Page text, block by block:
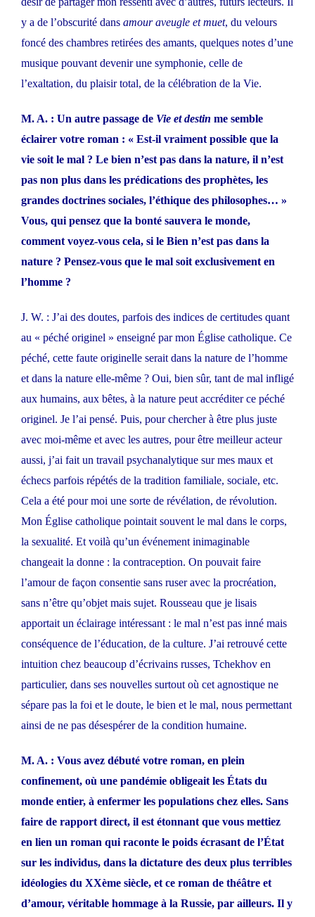
y a de l’obscurité dans amour aveugle et muet, du velours
foncé des chambres retirées des amants, quelques notes d’une
musique pouvant devenir une symphonie, celle de
l’exaltation, du plaisir total, de la célébration de la Vie.
M. A. : Un autre passage de Vie et destin me semble
éclairer votre roman : « Est-il vraiment possible que la
vie soit le mal ? Le bien n’est pas dans la nature, il n’est
pas non plus dans les prédications des prophètes, les
grandes doctrines sociales, l’éthique des philosophes… »
Vous, qui pensez que la bonté sauvera le monde,
comment voyez-vous cela, si le Bien n’est pas dans la
nature ? Pensez-vous que le mal soit exclusivement en
l’homme ?
J. W. : J’ai des doutes, parfois des indices de certitudes quant
au « péché originel » enseigné par mon Église catholique. Ce
péché, cette faute originelle serait dans la nature de l’homme
et dans la nature elle-même ? Oui, bien sûr, tant de mal infligé
aux humains, aux bêtes, à la nature peut accréditer ce péché
originel. Je l’ai pensé. Puis, pour chercher à être plus juste
avec moi-même et avec les autres, pour être meilleur acteur
aussi, j’ai fait un travail psychanalytique sur mes maux et
échecs parfois répétés de la tradition familiale, sociale, etc.
Cela a été pour moi une sorte de révélation, de révolution.
Mon Église catholique pointait souvent le mal dans le corps,
la sexualité. Et voilà qu’un événement inimaginable
changeait la donne : la contraception. On pouvait faire
l’amour de façon consentie sans ruser avec la procréation,
sans n’être qu’objet mais sujet. Rousseau que je lisais
apportait un éclairage intéressant : le mal n’est pas inné mais
conséquence de l’éducation, de la culture. J’ai retrouvé cette
intuition chez beaucoup d’écrivains russes, Tchekhov en
particulier, dans ses nouvelles surtout où cet agnostique ne
sépare pas la foi et le doute, le bien et le mal, nous permettant
ainsi de ne pas désespérer de la condition humaine.
M. A. : Vous avez débuté votre roman, en plein
confinement, où une pandémie obligeait les États du
monde entier, à enfermer les populations chez elles. Sans
faire de rapport direct, il est étonnant que vous mettiez
en lien un roman qui raconte le poids écrasant de l’État
sur les individus, dans la dictature des deux plus terribles
idéologies du XXème siècle, et ce roman de théâtre et
d’amour, véritable hommage à la Russie, par ailleurs. Il y